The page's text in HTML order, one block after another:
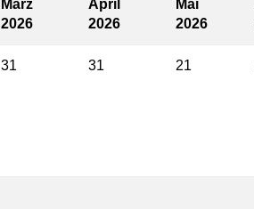
März
2026
April
2026
Mai
2026
31 31 21